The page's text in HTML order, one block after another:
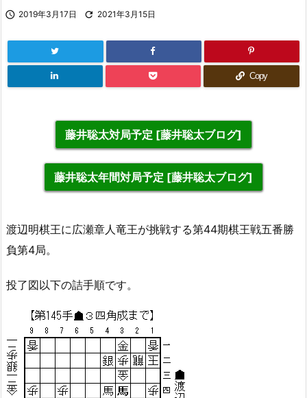
 2019年3月17日  2021年3月15日
Copy
藤井聡太対局予定 [藤井聡太ブログ]
藤井聡太年間対局予定 [藤井聡太ブログ]
渡辺明棋王に広瀬章人竜王が挑戦する第44期棋王戦五番勝
負第4局。
投了図以下の詰手順です。